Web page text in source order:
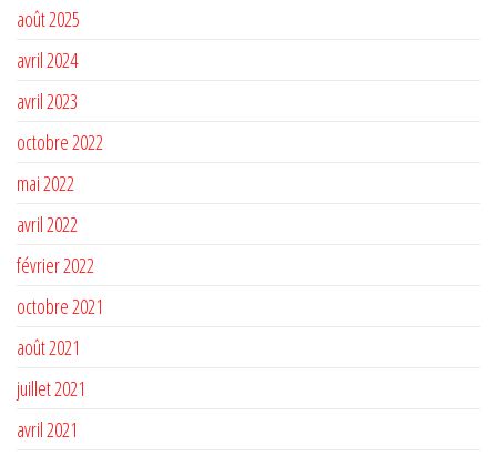
août 2025
avril 2024
avril 2023
octobre 2022
mai 2022
avril 2022
février 2022
octobre 2021
août 2021
juillet 2021
avril 2021